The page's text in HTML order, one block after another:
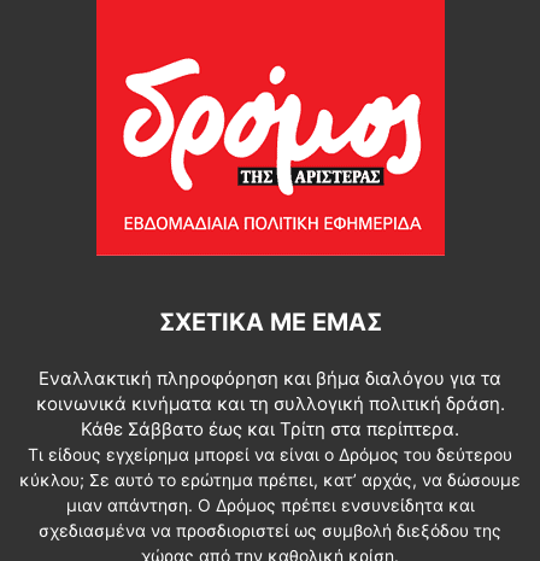
ΣΧΕΤΙΚΆ ΜΕ ΕΜΆΣ
Εναλλακτική πληροφόρηση και βήμα διαλόγου για τα
κοινωνικά κινήματα και τη συλλογική πολιτική δράση.
Κάθε Σάββατο έως και Τρίτη στα περίπτερα.
Τι είδους εγχείρημα μπορεί να είναι ο Δρόμος του δεύτερου
κύκλου; Σε αυτό το ερώτημα πρέπει, κατ’ αρχάς, να δώσουμε
μιαν απάντηση. Ο Δρόμος πρέπει ενσυνείδητα και
σχεδιασμένα να προσδιοριστεί ως συμβολή διεξόδου της
χώρας από την καθολική κρίση.